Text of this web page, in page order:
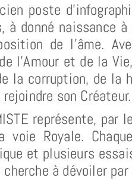
poste
donné naissance
de l’âme.
l’Amour et de la
la corruption, de
son Créateur.
représente,
Royale.
et plusieurs
à dévoiler